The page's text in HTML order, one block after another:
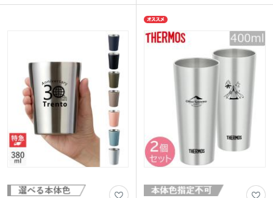
うちでもオフィスでも使い勝手抜群で
刷ができ、オリジナルグッズ制作におす
すめ。レーザー印刷なら高級感がでて記
き。表面は少しザラっとしたマットな質
感で、おしゃれなニュアンスカラーが魅
力です。
側面に1色印刷かレーザー彫刻が可能。
校章や企業名を印刷すれば、卒業記念や
創立記念にぴったりなノベルティが制作
できますよ。安心信頼の象印ブランドは